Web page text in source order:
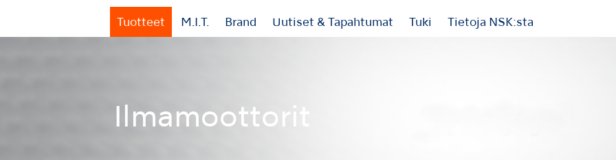
Tuotteet M.I.T. Brand Uutiset & Tapahtumat Tuki Tietoja NSK:sta
Ilmamoottorit